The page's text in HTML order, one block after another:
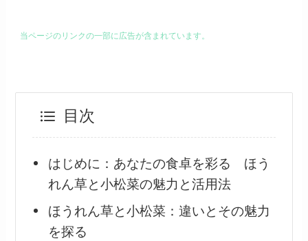
当ページのリンクの一部に広告が含まれています。
目次
はじめに：あなたの食卓を彩る ほう
れん草と小松菜の魅力と活用法
ほうれん草と小松菜：違いとその魅力
を探る